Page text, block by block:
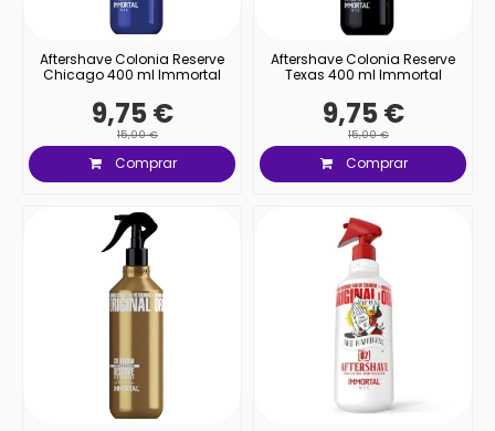
Aftershave Colonia Reserve
Chicago 400 ml Immortal
9,75 €
15,00 €
Comprar
Aftershave Colonia Reserve
Texas 400 ml Immortal
9,75 €
15,00 €
Comprar